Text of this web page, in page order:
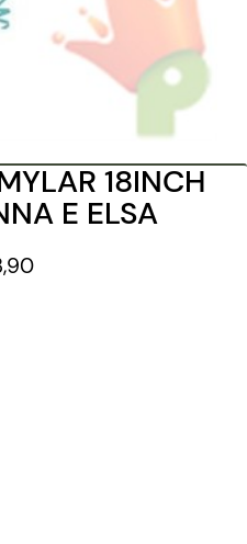
18INCH
E ELSA